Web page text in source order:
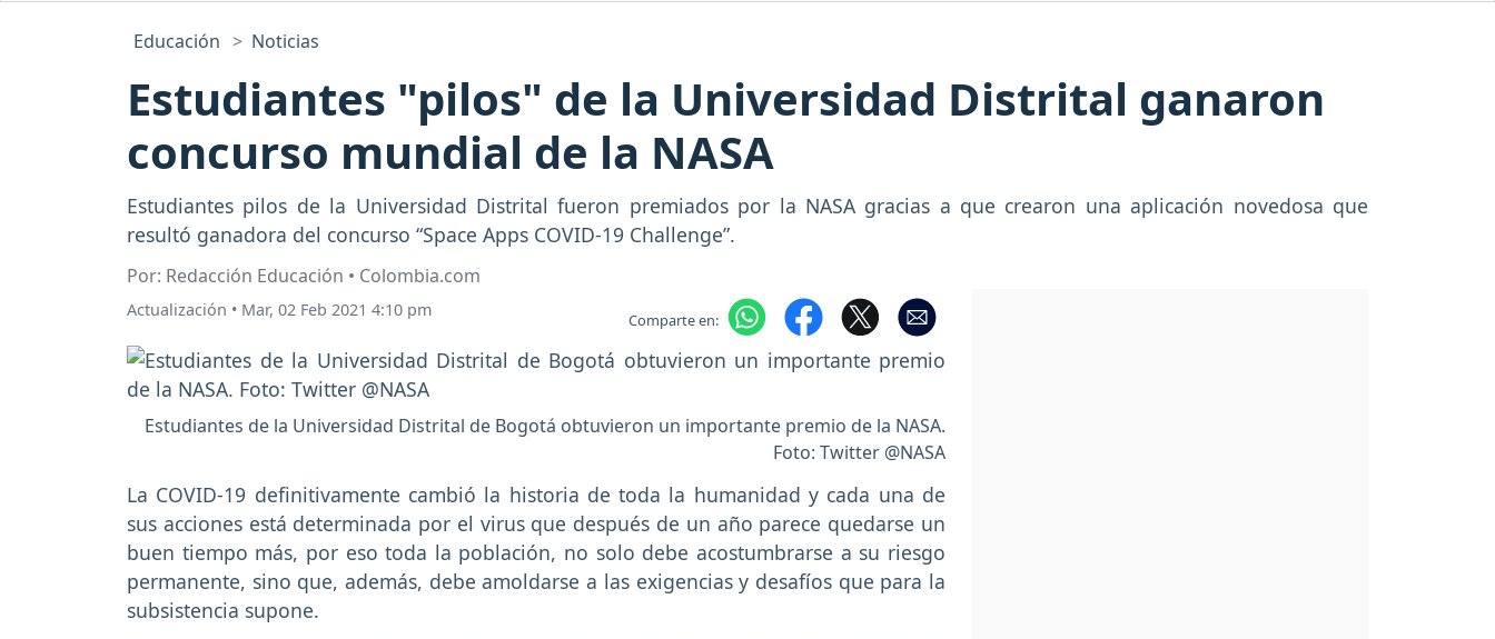
Educación Noticias
Estudiantes "pilos" de la Universidad Distrital ganaron
concurso mundial de la NASA
Estudiantes pilos de la Universidad Distrital fueron premiados por la NASA gracias a que crearon una aplicación novedosa que
resultó ganadora del concurso “Space Apps COVID-19 Challenge”.
Por: Redacción Educación • Colombia.com
Actualización • Mar, 02 Feb 2021 4:10 pm Comparte en:
Estudiantes de la Universidad Distrital de Bogotá obtuvieron un importante premio de la NASA.
Foto: Twitter @NASA
La COVID-19 definitivamente cambió la historia de toda la humanidad y cada una de
sus acciones está determinada por el virus que después de un año parece quedarse un
buen tiempo más, por eso toda la población, no solo debe acostumbrarse a su riesgo
permanente, sino que, además, debe amoldarse a las exigencias y desafíos que para la
subsistencia supone.